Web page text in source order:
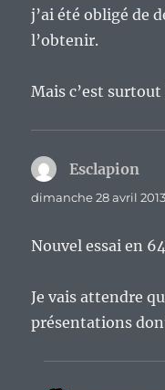
j’ai été obligé de
l’obtenir.
Mais c’est
Esclapion
dimanche 28 avril
Nouvel essai en
Je vais attendre
présentations